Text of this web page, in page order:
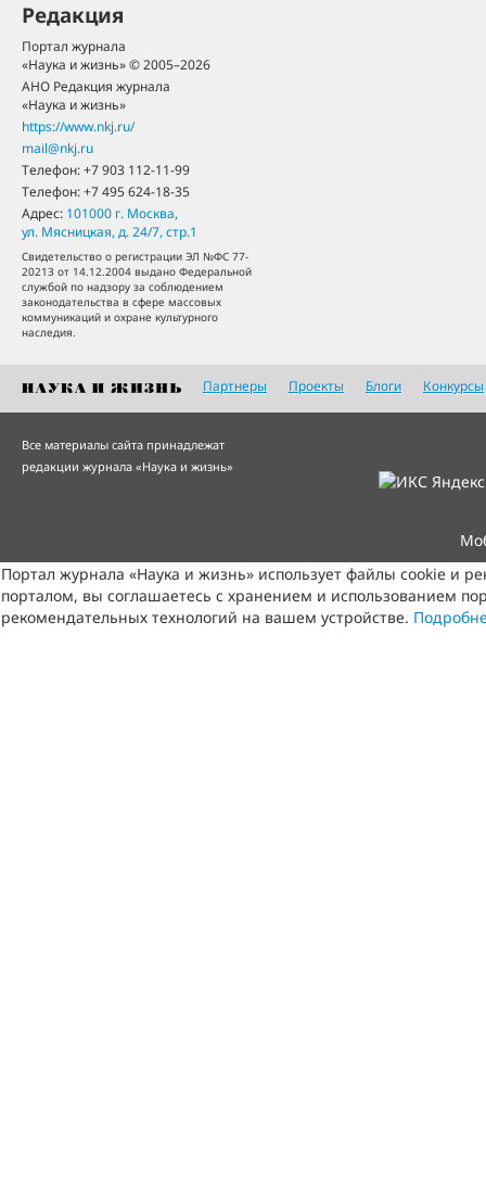
Редакция
Портал журнала
«Наука и жизнь» © 2005–2026
АНО Редакция журнала
«Наука и жизнь»
https://www.nkj.ru/
mail@nkj.ru
Телефон:+7 903 112-11-99
Телефон:+7 495 624-18-35
Адрес: 101000 г. Москва,
ул. Мясницкая, д. 24/7, стр.1
Свидетельство о регистрации ЭЛ №ФС 77-
20213 от 14.12.2004 выдано Федеральной
службой по надзору за соблюдением
законодательства в сфере массовых
коммуникаций и охране культурного
наследия.
Партнеры Проекты Блоги Конкурсы
Все материалы сайта принадлежат
редакции журнала «Наука и жизнь»
Портал журнала «Наука и жизнь» использует файлы cookie и
порталом, вы соглашаетесь с хранением и использованием
рекомендательных технологий на вашем устройстве.